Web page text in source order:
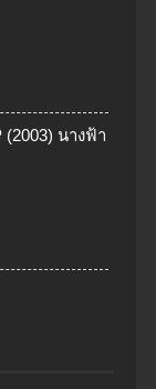
(2003) นางฟ้า